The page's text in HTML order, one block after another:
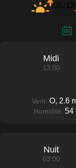
05:12
Midi
13:00
Vent: O, 2.6
Humidité: 54
Nuit
03:00